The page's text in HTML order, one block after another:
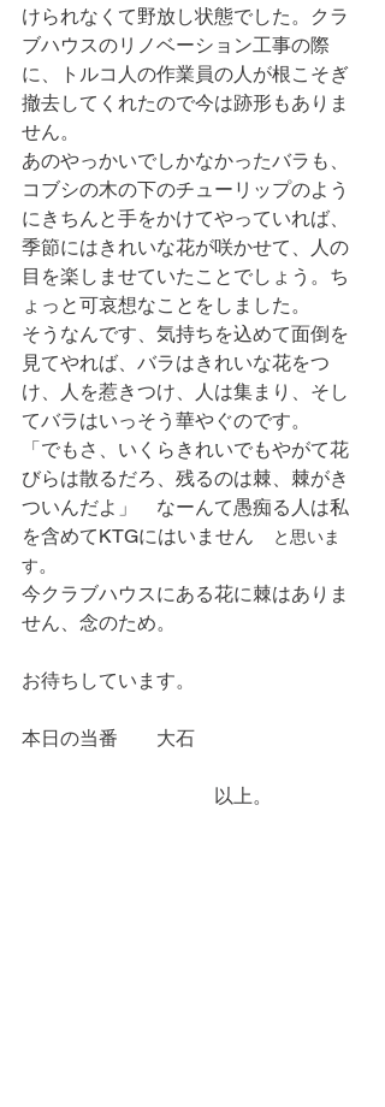
けられなくて野放し状態でした。クラ
ブハウスのリノベーション工事の際
に、トルコ人の作業員の人が根こそぎ
撤去してくれたので今は跡形もありま
せん。
あのやっかいでしかなかったバラも、
コブシの木の下のチューリップのよう
にきちんと手をかけてやっていれば、
季節にはきれいな花が咲かせて、人の
目を楽しませていたことでしょう。ち
ょっと可哀想なことをしました。
そうなんです、気持ちを込めて面倒を
見てやれば、バラはきれいな花をつ
け、人を惹きつけ、人は集まり、そし
てバラはいっそう華やぐのです。
「でもさ、いくらきれいでもやがて花
びらは散るだろ、残るのは棘、棘がき
ついんだよ」　なーんて愚痴る人は私
を含めてKTGにはいません
と思いま
す。
今クラブハウスにある花に棘はありま
せん、念のため。
お待ちしています。
本日の当番　　大石
以上。